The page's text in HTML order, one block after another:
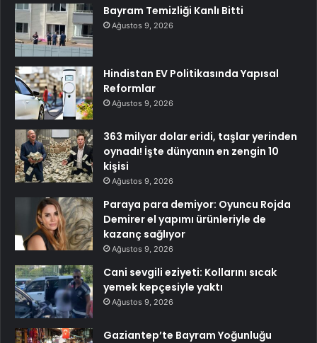
Bayram Temizliği Kanlı Bitti
Ağustos 9, 2026
Hindistan EV Politikasında Yapısal
Reformlar
Ağustos 9, 2026
363 milyar dolar eridi, taşlar yerinden
oynadı! İşte dünyanın en zengin 10
kişisi
Ağustos 9, 2026
Paraya para demiyor: Oyuncu Rojda
Demirer el yapımı ürünleriyle de
kazanç sağlıyor
Ağustos 9, 2026
Cani sevgili eziyeti: Kollarını sıcak
yemek kepçesiyle yaktı
Ağustos 9, 2026
Gaziantep’te Bayram Yoğunluğu